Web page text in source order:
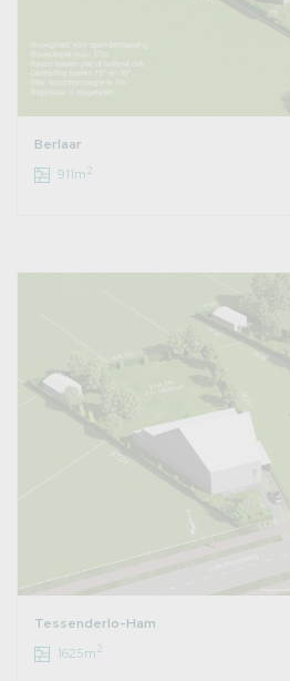
Berlaar
911m2
Tessenderlo-Ham
1625m2